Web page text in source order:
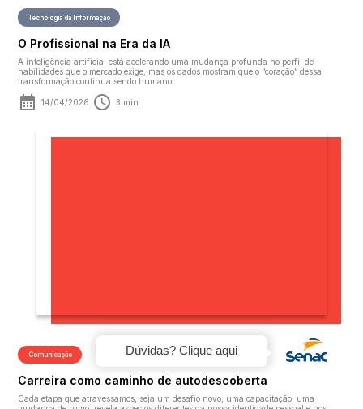
Tecnologia da Informação
O Profissional na Era da IA
A inteligência artificial está acelerando uma mudança profunda no perfil de
habilidades que o mercado exige, mas os dados mostram que o “coração” dessa
transformação continua sendo humano.
14/04/2026 3 min
Comunicação
Carreira como caminho de autodescoberta
Cada etapa que atravessamos, seja um desafio novo, uma capacitação, uma
Dúvidas? Clique aqui